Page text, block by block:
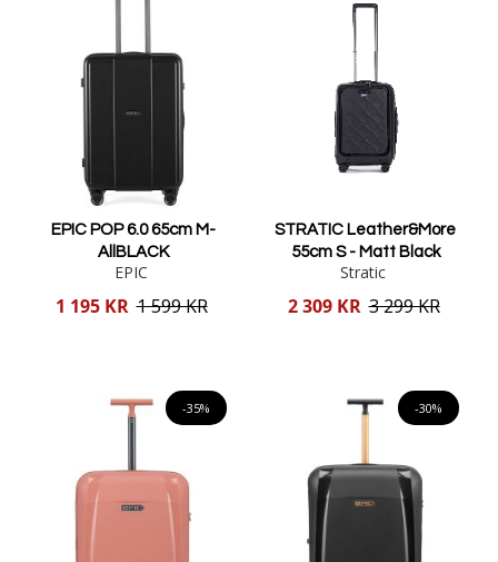
EPIC POP 6.0 65cm M-
AllBLACK
EPIC
Reducerat
1 195 KR 1 599 KR
STRATIC Leather&More
55cm S - Matt Black
Stratic
Reducerat
2 309 KR 3 299 KR
-35% -30%